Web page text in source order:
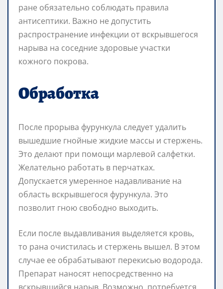
ране обязательно соблюдать правила
антисептики. Важно не допустить
распространение инфекции от вскрывшегося
нарыва на соседние здоровые участки
кожного покрова.
Обработка
После прорыва фурункула следует удалить
вышедшие гнойные жидкие массы и стержень.
Это делают при помощи марлевой салфетки.
Желательно работать в перчатках.
Допускается умеренное надавливание на
область вскрывшегося фурункула. Это
позволит гною свободно выходить.
Если после выдавливания выделяется кровь,
то рана очистилась и стержень вышел. В этом
случае ее обрабатывают перекисью водорода.
Препарат наносят непосредственно на